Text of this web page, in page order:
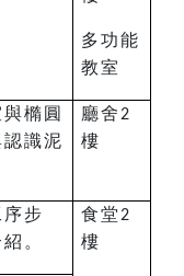
多功能
教室
橢圓
識泥
廳舍2
樓
步
。
食堂2
樓